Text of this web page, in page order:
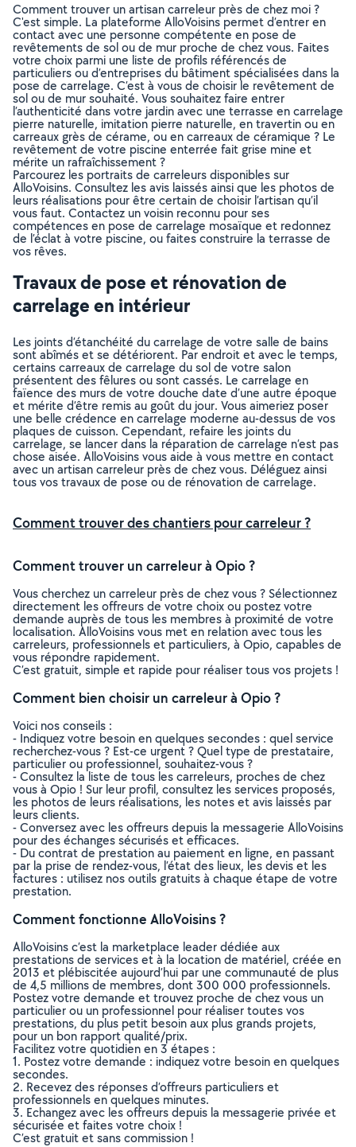
Comment trouver un artisan carreleur près de chez moi ?
C'est simple. La plateforme AlloVoisins permet d’entrer en
contact avec une personne compétente en pose de
revêtements de sol ou de mur proche de chez vous. Faites
votre choix parmi une liste de profils référencés de
particuliers ou d’entreprises du bâtiment spécialisées dans la
pose de carrelage. C’est à vous de choisir le revêtement de
sol ou de mur souhaité. Vous souhaitez faire entrer
l’authenticité dans votre jardin avec une terrasse en carrelage
pierre naturelle, imitation pierre naturelle, en travertin ou en
carreaux grès de cérame, ou en carreaux de céramique ? Le
revêtement de votre piscine enterrée fait grise mine et
mérite un rafraîchissement ?
Parcourez les portraits de carreleurs disponibles sur
AlloVoisins. Consultez les avis laissés ainsi que les photos de
leurs réalisations pour être certain de choisir l’artisan qu’il
vous faut. Contactez un voisin reconnu pour ses
compétences en pose de carrelage mosaïque et redonnez
de l’éclat à votre piscine, ou faites construire la terrasse de
vos rêves.
Travaux de pose et rénovation de
carrelage en intérieur
Les joints d’étanchéité du carrelage de votre salle de bains
sont abîmés et se détériorent. Par endroit et avec le temps,
certains carreaux de carrelage du sol de votre salon
présentent des fêlures ou sont cassés. Le carrelage en
faïence des murs de votre douche date d’une autre époque
et mérite d’être remis au goût du jour. Vous aimeriez poser
une belle crédence en carrelage moderne au-dessus de vos
plaques de cuisson. Cependant, refaire les joints du
carrelage, se lancer dans la réparation de carrelage n’est pas
chose aisée. AlloVoisins vous aide à vous mettre en contact
avec un artisan carreleur près de chez vous. Déléguez ainsi
tous vos travaux de pose ou de rénovation de carrelage.
Comment trouver des chantiers pour carreleur ?
Comment trouver un carreleur à Opio ?
Vous cherchez un carreleur près de chez vous ? Sélectionnez
directement les offreurs de votre choix ou postez votre
demande auprès de tous les membres à proximité de votre
localisation. AlloVoisins vous met en relation avec tous les
carreleurs, professionnels et particuliers, à Opio, capables de
vous répondre rapidement.
C’est gratuit, simple et rapide pour réaliser tous vos projets !
Comment bien choisir un carreleur à Opio ?
Voici nos conseils :
- Indiquez votre besoin en quelques secondes : quel service
recherchez-vous ? Est-ce urgent ? Quel type de prestataire,
particulier ou professionnel, souhaitez-vous ?
- Consultez la liste de tous les carreleurs, proches de chez
vous à Opio ! Sur leur profil, consultez les services proposés,
les photos de leurs réalisations, les notes et avis laissés par
leurs clients.
- Conversez avec les offreurs depuis la messagerie AlloVoisins
pour des échanges sécurisés et efficaces.
- Du contrat de prestation au paiement en ligne, en passant
par la prise de rendez-vous, l’état des lieux, les devis et les
factures : utilisez nos outils gratuits à chaque étape de votre
prestation.
Comment fonctionne AlloVoisins ?
AlloVoisins c’est la marketplace leader dédiée aux
prestations de services et à la location de matériel, créée en
2013 et plébiscitée aujourd’hui par une communauté de plus
de 4,5 millions de membres, dont 300 000 professionnels.
Postez votre demande et trouvez proche de chez vous un
particulier ou un professionnel pour réaliser toutes vos
prestations, du plus petit besoin aux plus grands projets,
pour un bon rapport qualité/prix.
Facilitez votre quotidien en 3 étapes :
1. Postez votre demande : indiquez votre besoin en quelques
secondes.
2. Recevez des réponses d’offreurs particuliers et
professionnels en quelques minutes.
3. Echangez avec les offreurs depuis la messagerie privée et
sécurisée et faites votre choix !
C’est gratuit et sans commission !